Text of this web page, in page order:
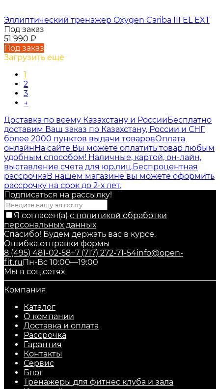
Эллиптический тренажер Oxygen Cariba III EL EXT
Под заказ
51 990 ₽
Под заказ
Загрузить еще
1
2
3
→
Доставка по всему Казахстану и РоссииБесплатно
доставим Ваш заказ по Казахстану, России и СНГ
более 2000 пунктов выдачи товаровОплата
онлайнНа сайте Вы можете оплатить товар любым
удобным способом! Наличные, картой, он-лайн,
выставление счета для юр.лиц.Беспроцентная
рассрочкаВ нашем магазине вы можете оформить
рассрочку на срок до 2-х лет.
Подписаться на рассылкy!
Я согласен(a) с политикой обработки
персональных данных
Спасибо! Будем держать вас в курсе.
Ошибка отправки формы
8 (495) 481-02-58+7 (717) 272-71-54info@open-
fit.ruПн-Вс 10:00—19:00
Мы в соц.сетях
Компания
Каталог
О компании
Доставка и оплата
Рассрочка
Гарантия
Контакты
Сервис
Блог
Тренажеры для фитнес клуба и зала